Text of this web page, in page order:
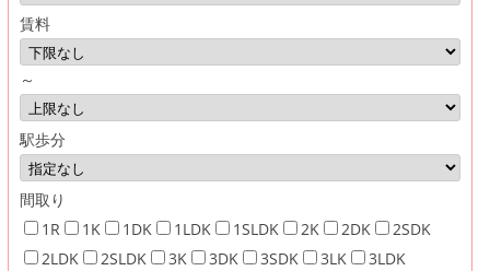
賃料
～
駅歩分
間取り
1R
1K 1DK 1LDK 1SLDK 2K 2DK
2SDK
2LDK
2SLDK 3K 3DK 3SDK 3LK
3LDK